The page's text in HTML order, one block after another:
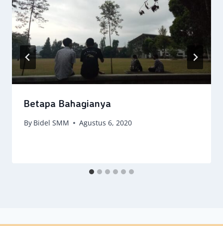
Betapa Bahagianya
By Bidel SMM Agustus 6, 2020